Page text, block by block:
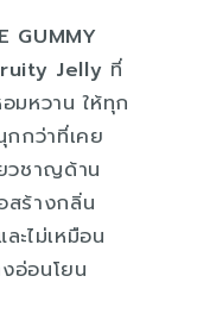
GUMMY
Jelly ที่
มหวาน ให้ทุก
กกว่าที่เคย
วชาญด้าน
สร้างกลิ่น
ะไม่เหมือน
อ่อนโยน